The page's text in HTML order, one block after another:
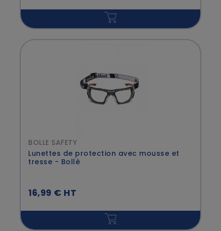
BOLLE SAFETY
Lunettes de protection avec mousse et
tresse - Bollé
16,99 € HT